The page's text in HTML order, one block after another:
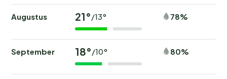
Augustus 21°/13° 78%
September 18°/10° 80%